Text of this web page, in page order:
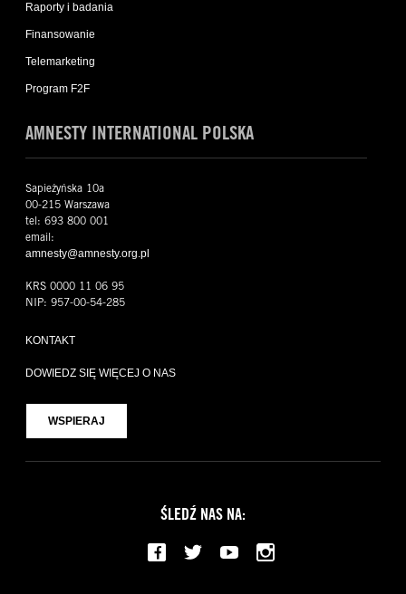
Raporty i badania
Finansowanie
Telemarketing
Program F2F
AMNESTY INTERNATIONAL POLSKA
Sapieżyńska 10a
00-215 Warszawa
tel: 693 800 001
email:
amnesty@amnesty.org.pl
KRS 0000 11 06 95
NIP: 957-00-54-285
KONTAKT
DOWIEDZ SIĘ WIĘCEJ O NAS
WSPIERAJ
ŚLEDŹ NAS NA:
Facebook TwitterYouTubeInstagram